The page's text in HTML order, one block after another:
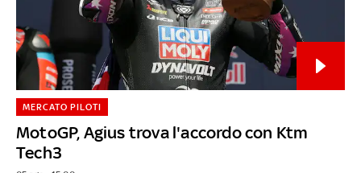
MotoGP, Agius trova l'accordo con Ktm
Tech3
MERCATO PILOTI